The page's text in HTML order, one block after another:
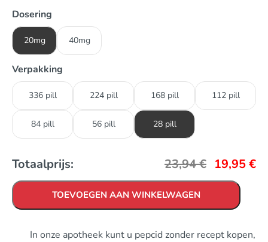
Dosering
20mg 40mg
Verpakking
336 pill 224 pill 168 pill 112 pill
84 pill 56 pill 28 pill
Totaalprijs: 23,94€ 19,95€
TOEVOEGEN AAN WINKELWAGEN
In onze apotheek kunt u pepcid zonder recept kopen,